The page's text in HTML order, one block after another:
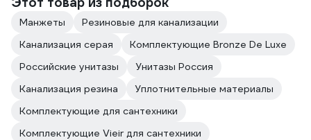
Манжеты
Резиновые для канализации
Канализация серая
Комплектующие Bronze De Luxe
Российские унитазы
Унитазы Россия
Канализация резина
Уплотнительные материалы
Комплектующие для сантехники
Комплектующие Vieir для сантехники